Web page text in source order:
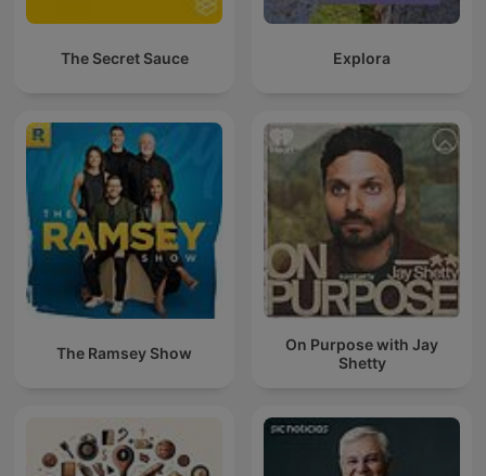
The Secret Sauce Explora
The Ramsey Show
On Purpose with Jay
Shetty